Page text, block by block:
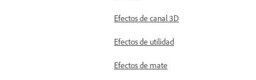
Efectos de canal 3D
Efectos de utilidad
Efectos de mate